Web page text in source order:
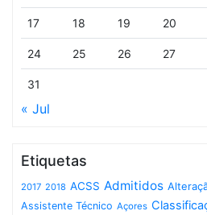
17 18 19 20
24 25 26 27
31
« Jul
Etiquetas
2017 2018 ACSS Admitidos
Assistente Técnico Açores